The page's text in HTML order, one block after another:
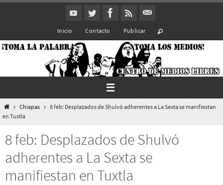
Inicio Contacto Publicar
InicioChiapas
8 feb: Desplazados de Shulvó adherentes a La Sexta se manifiestan
en Tuxtla
8 feb: Desplazados de Shulvó
adherentes a La Sexta se
manifiestan en Tuxtla